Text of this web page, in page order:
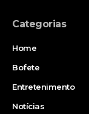
Categorias
Home
Bofete
Entretenimento
Notícias